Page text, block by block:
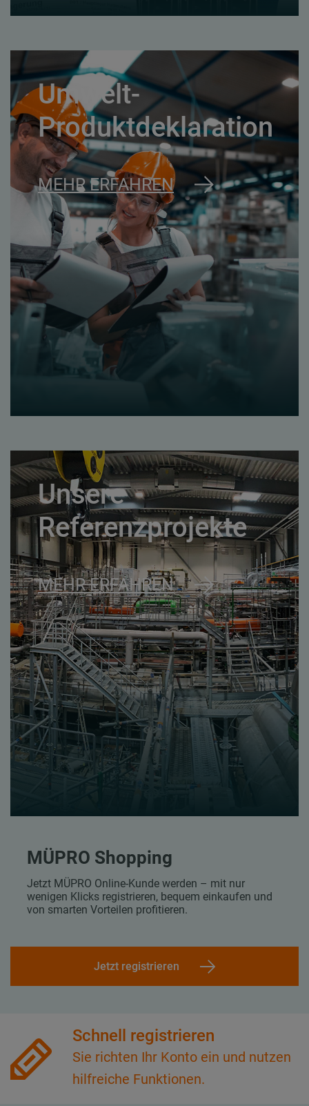
Umwelt-
Produktdeklaration
MEHR ERFAHREN
Unsere
Referenzprojekte
MEHR ERFAHREN
MÜPRO Shopping
Jetzt MÜPRO Online-Kunde werden – mit nur
wenigen Klicks registrieren, bequem einkaufen und
von smarten Vorteilen profitieren.
Jetzt registrieren
Schnell registrieren
Sie richten Ihr Konto ein und nutzen
hilfreiche Funktionen.